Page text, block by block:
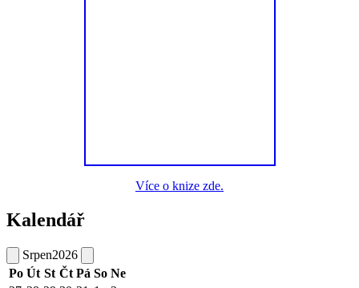
Více o knize zde.
Kalendář
Srpen2026
Po Út St Čt Pá So Ne